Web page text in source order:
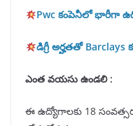
Pwc కంపెనీలో భారీగా
డిగ్రీ అర్హతతో
ఎంత వయసు ఉండలి :
ఈ ఉద్యోగాలకు 18